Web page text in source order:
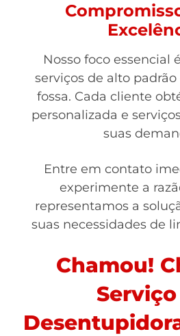
Nosso foco essencial
serviços de alto
fossa. Cada cliente
personalizada e
suas
Entre em contato
experimente a
representamos a
suas necessidades de
Chamou!